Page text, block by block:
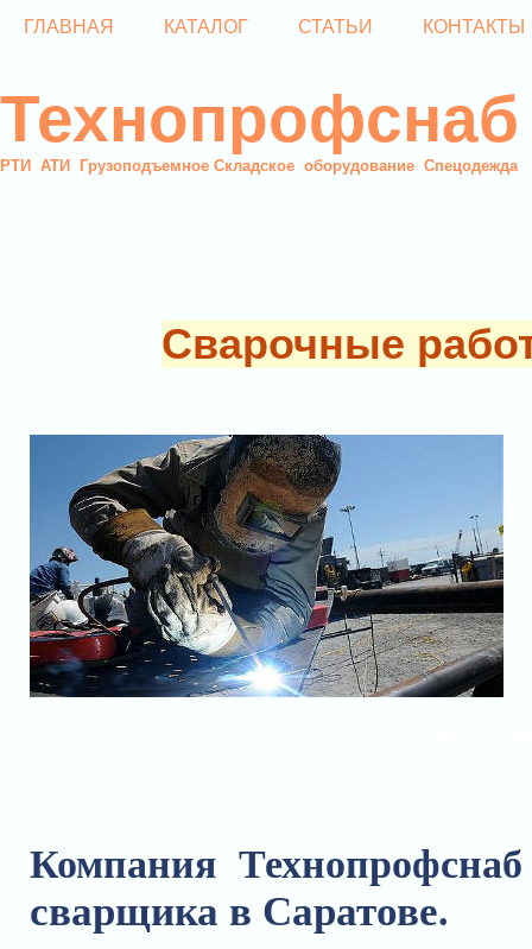
ГЛАВНАЯ КАТАЛОГ СТАТЬИ КОНТАКТЫ
Технопрофснаб
РТИ АТИ Грузоподъемное Складское оборудование Спецодежда
Сварочные
Компания Технопрофснаб
сварщика в Саратове.